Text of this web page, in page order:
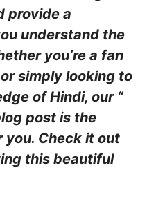
provide a
understand the
you’re a fan
simply looking to
of Hindi, our “
post is the
Check it out
this beautiful